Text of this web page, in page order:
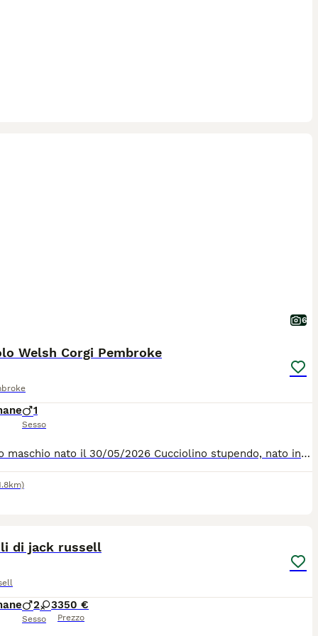
6
Welsh Corgi Pembroke
1
Sesso
Cucciolo maschio nato il 30/05/2026 Cucciolino stupendo, nato in casa da genitori di mia proprietà, siamo una piccola realtà a nord di Roma e alleviamo con cura. Sia la madre che il padre sono cresciuti con noi e vivono in casa e i piccolini stanno crescendo in un bellissimo ambiente ricco di stimoli. I genitori hanno dna depositato enci e test genetici consultabili in privato e un pedigree molto interessante. È il maschietto codina corta che noi chiamiamo Red, è il più tranquillo e dolce di tutti, molto riflessivo e intelligente ma coraggioso ed esploratore assieme ai fratellini. A livello sanitario è seguito dai migliori professionisti, la dentatura è perfetta e i testicoli sono in sede. Verrá affidato con microchip, vaccini in regola, sverminazione effettuata, puppy kit e pedigree
di jack russell
2 3
Sesso
350 €
Prezzo